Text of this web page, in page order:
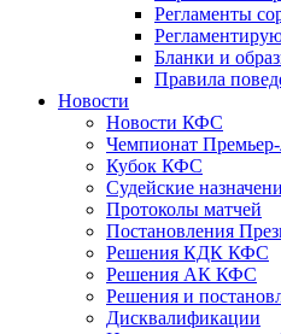
Регламенты
Бланки и
Правила
Новости
Новости КФС
Чемпионат
Кубок КФС
Судейские
Протоколы матчей
Постановления
Решения КДК КФС
Решения АК КФС
Решения и
Дисквалификации